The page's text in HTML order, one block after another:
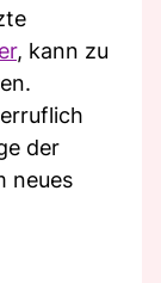
, kann zu
der
neues